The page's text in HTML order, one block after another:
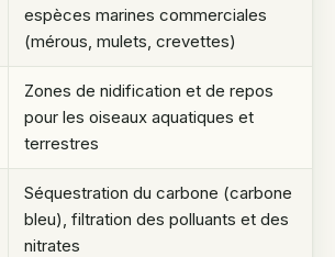
espèces marines commerciales
(mérous, mulets, crevettes)
Zones de nidification et de repos
pour les oiseaux aquatiques et
terrestres
Séquestration du carbone (carbone
bleu), filtration des polluants et des
nitrates